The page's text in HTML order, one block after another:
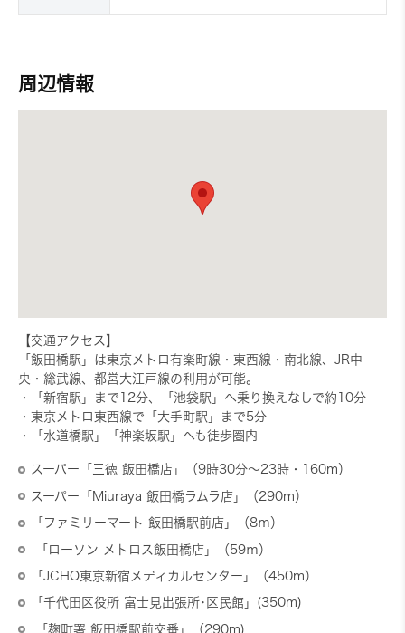
周辺情報
【交通アクセス】
「飯田橋駅」は東京メトロ有楽町線・東西線・南北線、JR中
央・総武線、都営大江戸線の利用が可能。
・「新宿駅」まで12分、「池袋駅」へ乗り換えなしで約10分
・東京メトロ東西線で「大手町駅」まで5分
・「水道橋駅」「神楽坂駅」へも徒歩圏内
スーパー「三徳 飯田橋店」（9時30分～23時・160m）
スーパー「Miuraya 飯田橋ラムラ店」（290m）
「ファミリーマート 飯田橋駅前店」（8ｍ）
「ローソン メトロス飯田橋店」（59ｍ）
「JCHO東京新宿メディカルセンター」（450m）
「千代田区役所 富士見出張所･区民館」(350m)
「麹町署 飯田橋駅前交番」（290m)